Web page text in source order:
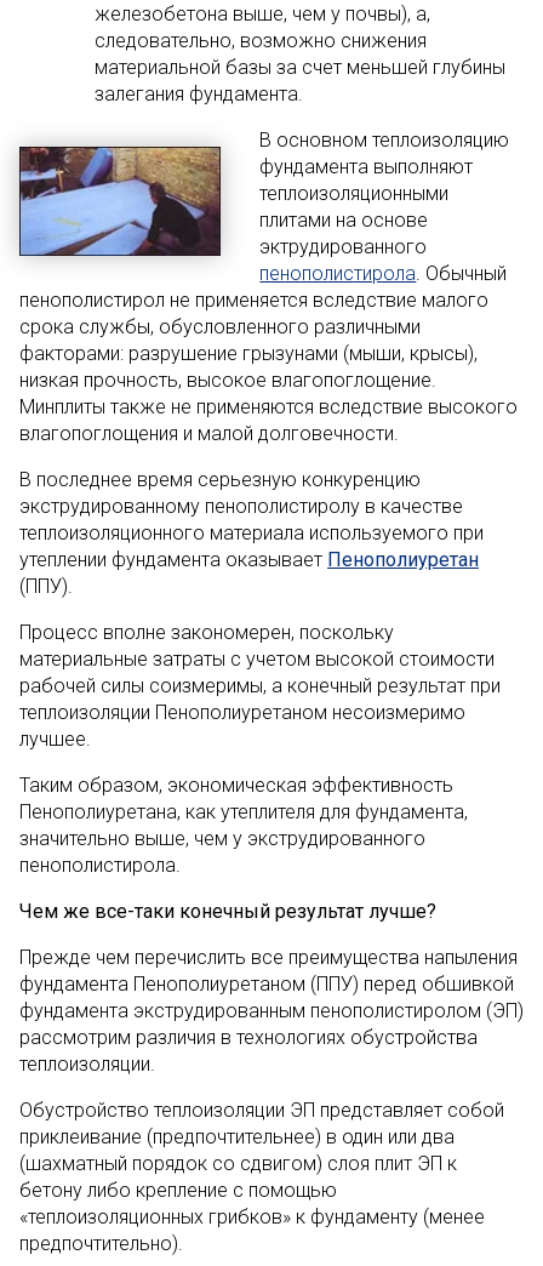
железобетона выше, чем у почвы), а,
следовательно, возможно снижения
материальной базы за счет меньшей глубины
залегания фундамента.
В основном теплоизоляцию
фундамента выполняют
теплоизоляционными
плитами на основе
эктрудированного
пенополистирола. Обычный
пенополистирол не применяется вследствие малого
срока службы, обусловленного различными
факторами: разрушение грызунами (мыши, крысы),
низкая прочность, высокое влагопоглощение.
Минплиты также не применяются вследствие высокого
влагопоглощения и малой долговечности.
В последнее время серьезную конкуренцию
экструдированному пенополистиролу в качестве
теплоизоляционного материала используемого при
утеплении фундамента оказывает Пенополиуретан
(ППУ).
Процесс вполне закономерен, поскольку
материальные затраты с учетом высокой стоимости
рабочей силы соизмеримы, а конечный результат при
теплоизоляции Пенополиуретаном несоизмеримо
лучшее.
Таким образом, экономическая эффективность
Пенополиуретана, как утеплителя для фундамента,
значительно выше, чем у экструдированного
пенополистирола.
Чем же все-таки конечный результат лучше?
Прежде чем перечислить все преимущества напыления
фундамента Пенополиуретаном (ППУ) перед обшивкой
фундамента экструдированным пенополистиролом (ЭП)
рассмотрим различия в технологиях обустройства
теплоизоляции.
Обустройство теплоизоляции ЭП представляет собой
приклеивание (предпочтительнее) в один или два
(шахматный порядок со сдвигом) слоя плит ЭП к
бетону либо крепление с помощью
«теплоизоляционных грибков» к фундаменту (менее
предпочтительно).